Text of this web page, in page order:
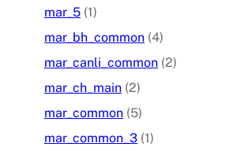
mar_5 (1)
mar_bh_common (4)
mar_canli_common (2)
mar_ch_main (2)
mar_common (5)
mar_common_3 (1)